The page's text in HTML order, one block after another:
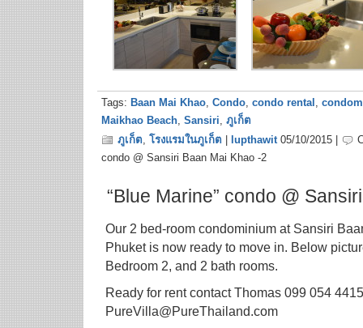
Tags: Baan Mai Khao, Condo, condo rental ,
Maikhao Beach, Sansiri, ภูเก็ต
ภูเก็ต, โรงแรมในภูเก็ต lupthawit05/10/2015 |
condo @ Sansiri Baan Mai Khao -2
“Blue Marine” condo @
Our 2 bed-room condominium at Sansiri
Phuket is now ready to move in. Below
Bedroom 2, and 2 bath rooms.
Ready for rent contact Thomas 099 054
PureVilla@PureThailand.com